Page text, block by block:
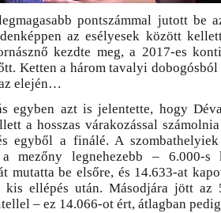
pontszámmal jutott be
az esélyesek között
kezdte meg, a 2017-es
Ketten a három tavalyi
elején…
egyben azt is jelentette, hogy
a hosszas várakozással
egyből a finálé. A szombathelyiek
mezőny legnehezebb – 6.000-s
mutatta be elsőre, és 14.633-at
ellépés után. Másodjára jött az
– ez 14.066-ot ért, átlagban